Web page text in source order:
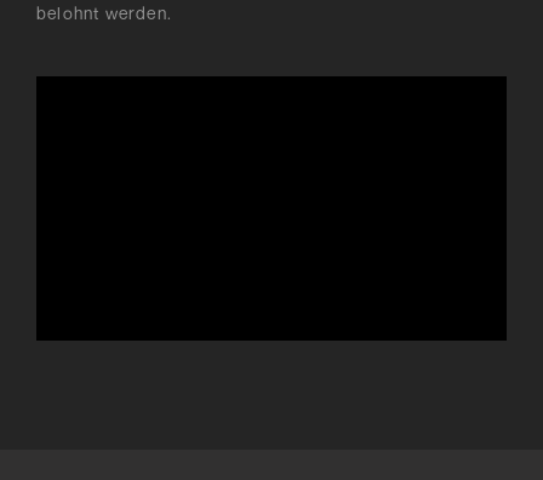
belohnt werden.